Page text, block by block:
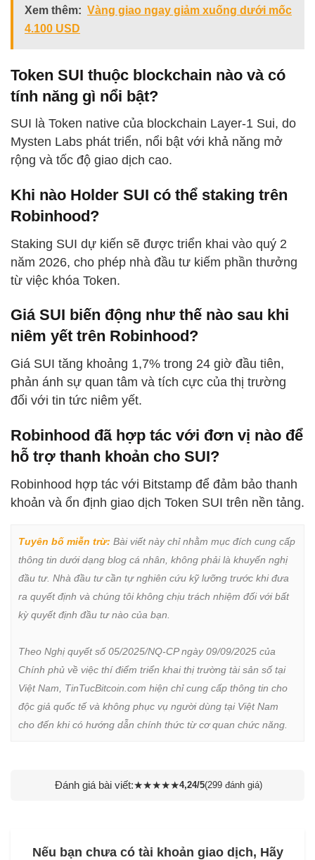
Xem thêm: Vàng giao ngay giảm xuống dưới mốc
4.100 USD
Token SUI thuộc blockchain nào và có
tính năng gì nổi bật?
SUI là Token native của blockchain Layer-1 Sui, do
Mysten Labs phát triển, nổi bật với khả năng mở
rộng và tốc độ giao dịch cao.
Khi nào Holder SUI có thể staking trên
Robinhood?
Staking SUI dự kiến sẽ được triển khai vào quý 2
năm 2026, cho phép nhà đầu tư kiếm phần thưởng
từ việc khóa Token.
Giá SUI biến động như thế nào sau khi
niêm yết trên Robinhood?
Giá SUI tăng khoảng 1,7% trong 24 giờ đầu tiên,
phản ánh sự quan tâm và tích cực của thị trường
đối với tin tức niêm yết.
Robinhood đã hợp tác với đơn vị nào để
hỗ trợ thanh khoản cho SUI?
Robinhood hợp tác với Bitstamp để đảm bảo thanh
khoản và ổn định giao dịch Token SUI trên nền tảng.
Tuyên bố miễn trừ: Bài viết này chỉ nhằm mục đích cung cấp
thông tin dưới dạng blog cá nhân, không phải là khuyến nghị
đầu tư. Nhà đầu tư cần tự nghiên cứu kỹ lưỡng trước khi đưa
ra quyết định và chúng tôi không chịu trách nhiệm đối với bất
kỳ quyết định đầu tư nào của bạn.
Theo Nghị quyết số 05/2025/NQ-CP ngày 09/09/2025 của
Chính phủ về việc thí điểm triển khai thị trường tài sản số tại
Việt Nam, TinTucBitcoin.com hiện chỉ cung cấp thông tin cho
độc giả quốc tế và không phục vụ người dùng tại Việt Nam
cho đến khi có hướng dẫn chính thức từ cơ quan chức năng.
Đánh giá bài viết:★★★★★4,24/5(299 đánh giá)
Nếu bạn chưa có tài khoản giao dịch, Hãy